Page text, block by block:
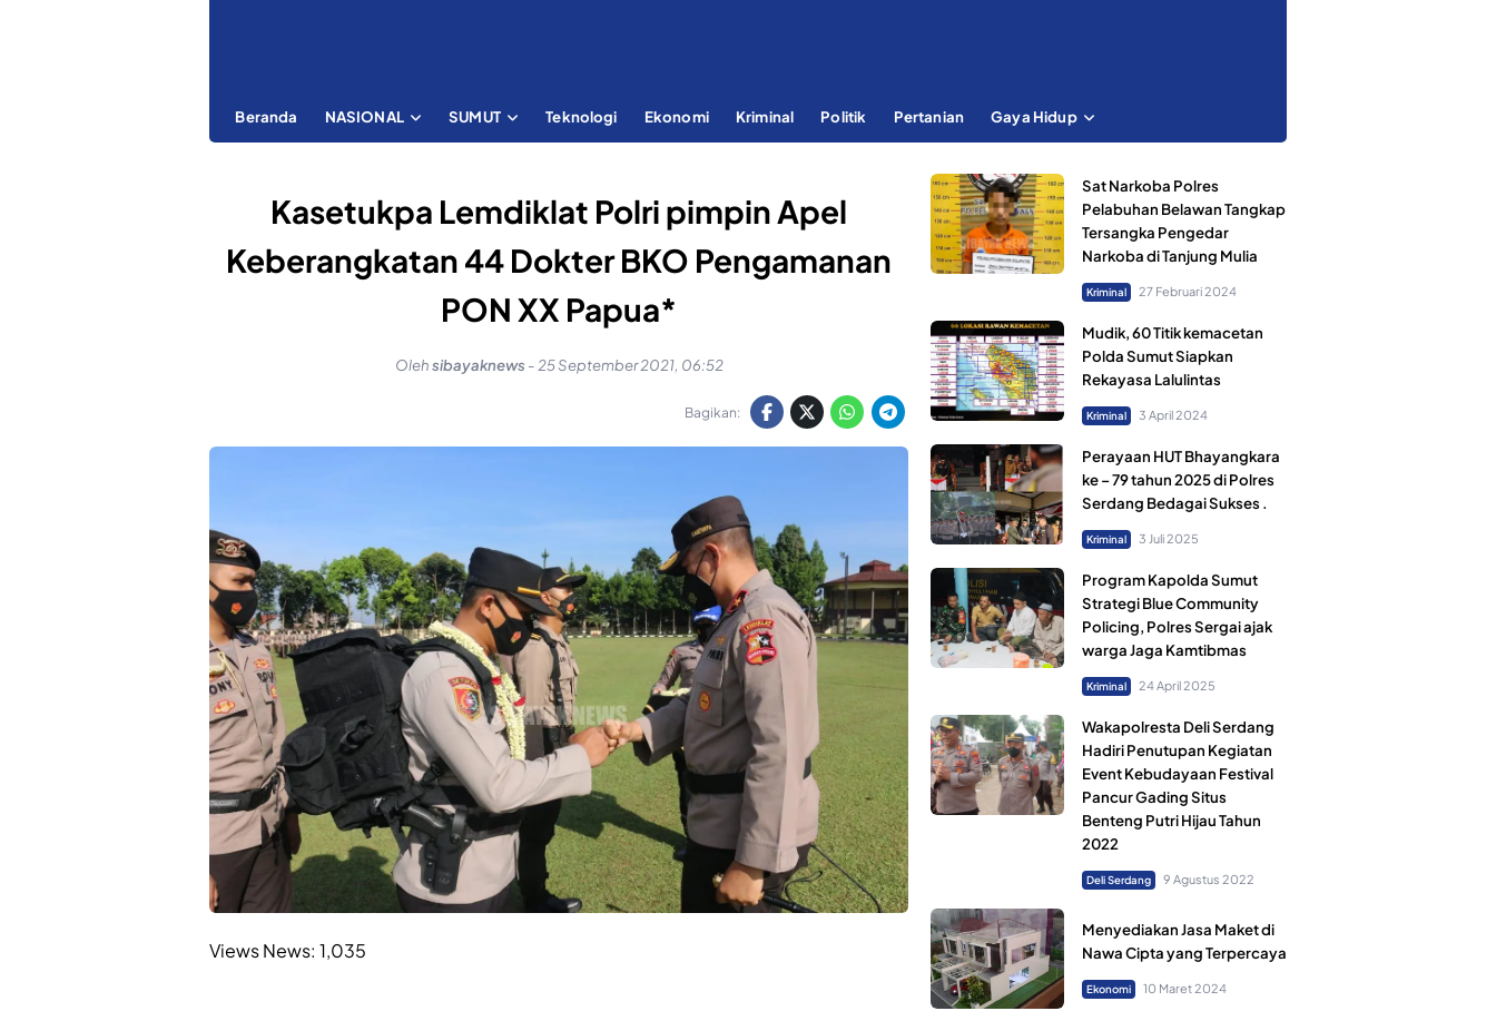
Beranda NASIONAL SUMUT Teknologi Ekonomi Kriminal Politik Pertanian Gaya Hidup
Kasetukpa Lemdiklat Polri pimpin Apel
Keberangkatan 44 Dokter BKO Pengamanan
PON XX Papua*
Olehsibayaknews - 25 September 2021, 06:52
Bagikan:
Views News: 1,035
Sat Narkoba Polres
Pelabuhan Belawan Tangkap
Tersangka Pengedar
Narkoba di Tanjung Mulia
Kriminal 27 Februari 2024
Mudik, 60 Titik kemacetan
Polda Sumut Siapkan
Rekayasa Lalulintas
Kriminal 3 April 2024
Perayaan HUT Bhayangkara
ke – 79 tahun 2025 di Polres
Serdang Bedagai Sukses .
Kriminal 3 Juli 2025
Program Kapolda Sumut
Strategi Blue Community
Policing, Polres Sergai ajak
warga Jaga Kamtibmas
Kriminal 24 April 2025
Wakapolresta Deli Serdang
Hadiri Penutupan Kegiatan
Event Kebudayaan Festival
Pancur Gading Situs
Benteng Putri Hijau Tahun
2022
Deli Serdang 9 Agustus 2022
Menyediakan Jasa Maket di
Nawa Cipta yang Terpercaya
Ekonomi 10 Maret 2024